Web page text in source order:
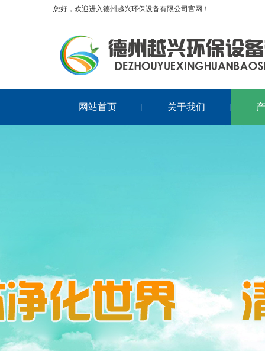
您好，欢迎进入德州越兴环保设备有限公司官网！
网站首页 关于我们